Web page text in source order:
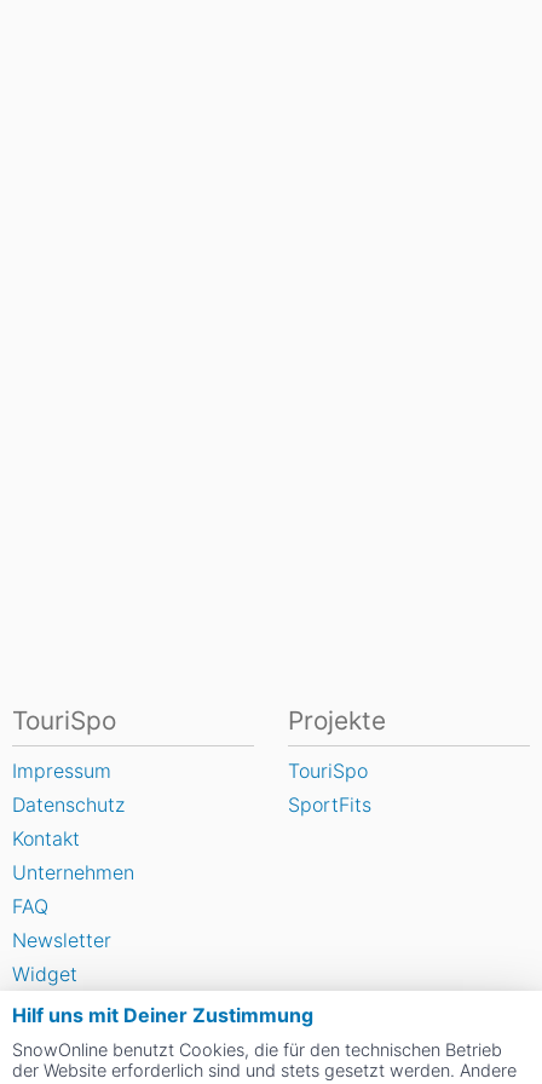
Hilf uns mit Deiner Zustimmung
SnowOnline benutzt Cookies, die für den technischen Betrieb
der Website erforderlich sind und stets gesetzt werden. Andere
TouriSpo
Impressum
Datenschutz
Kontakt
Unternehmen
FAQ
Newsletter
Widget
Umfragen
Skigebiet bewerten
Projekte
TouriSpo
SportFits